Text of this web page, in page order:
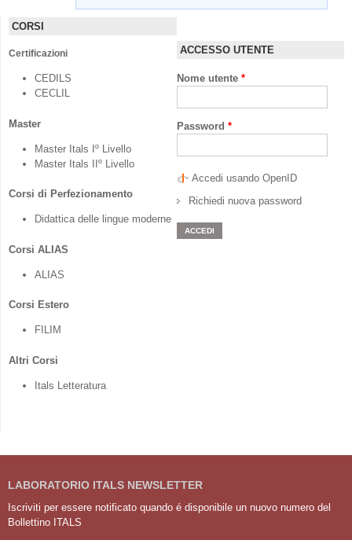
CORSI
Certificazioni
CEDILS
CECLIL
Master
Master Itals Iº Livello
Master Itals IIº Livello
Corsi di Perfezionamento
Didattica delle lingue moderne
Corsi ALIAS
ALIAS
Corsi Estero
FILIM
Altri Corsi
Itals Letteratura
ACCESSO UTENTE
Nome utente *
Password *
Accedi usando OpenID
Richiedi nuova password
LABORATORIO ITALS NEWSLETTER
Iscriviti per essere notificato quando é disponibile un nuovo numero del
Bollettino ITALS